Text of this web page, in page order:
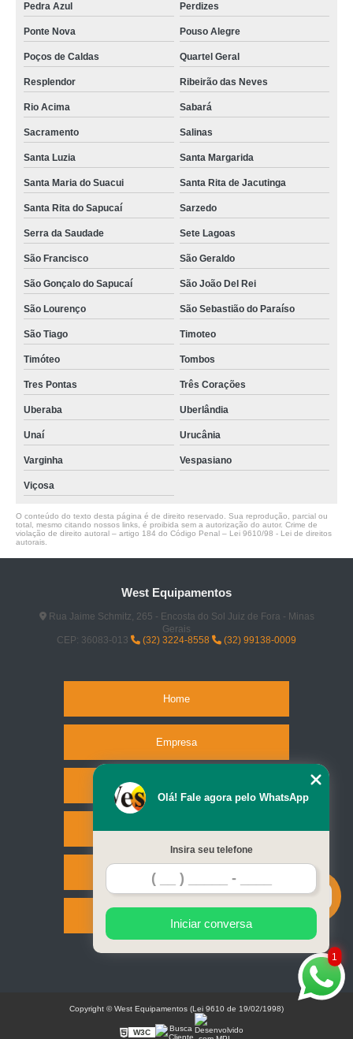
Pedra Azul Perdizes
Ponte Nova Pouso Alegre
Poços de Caldas Quartel Geral
Resplendor Ribeirão das Neves
Rio Acima Sabará
Sacramento Salinas
Santa Luzia Santa Margarida
Santa Maria do Suacui Santa Rita de Jacutinga
Santa Rita do Sapucaí Sarzedo
Serra da Saudade Sete Lagoas
São Francisco São Geraldo
São Gonçalo do Sapucaí São João Del Rei
São Lourenço São Sebastião do Paraíso
São Tiago Timoteo
Timóteo Tombos
Tres Pontas Três Corações
Uberaba Uberlândia
Unaí Urucânia
Varginha Vespasiano
Viçosa
O conteúdo do texto desta página é de direito reservado. Sua reprodução, parcial ou
total, mesmo citando nossos links, é proibida sem a autorização do autor. Crime de
violação de direito autoral – artigo 184 do Código Penal – Lei 9610/98 - Lei de direitos
autorais
West Equipamentos
Rua Jaime Schmitz, 265 - Encosta do Sol Juiz de Fora - Minas
Gerais
CEP: 36083-013
(32) 3224-8558 (32) 99138-0009
Home
Empresa
Serviços
Contato
1
Olá! Fale agora pelo WhatsApp
Insira seu telefone
Iniciar conversa
Copyright © West Equipamentos (Lei 9610 de 19/02/1998)
W3C